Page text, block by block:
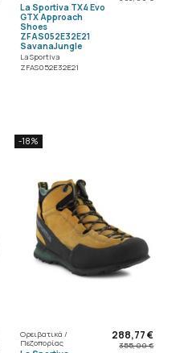
La Sportiva TX4 Evo
GTX Approach
Shoes
ZFAS052E32E21
SavanaJungle
La Sportiva
ZFAS052E32E21
-18%
Ορειβατικά /
Πεζοπορίας
288,77 €
355,00 €